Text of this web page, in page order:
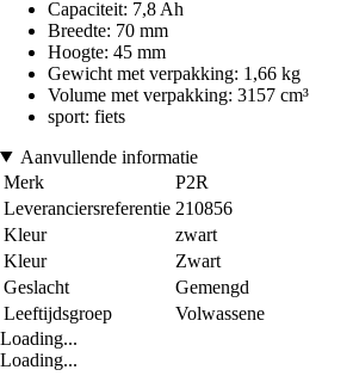
Capaciteit: 7,8 Ah
Breedte: 70 mm
Hoogte: 45 mm
Gewicht met verpakking: 1,66 kg
Volume met verpakking: 3157 cm³
sport: fiets
Aanvullende informatie
Merk
P2R
Leveranciersreferentie 210856
Kleur
zwart
Kleur
Zwart
Geslacht
Gemengd
Leeftijdsgroep
Volwassene
Loading...
Loading...